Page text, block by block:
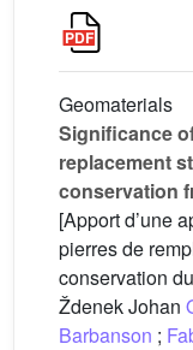
Geomaterials
Significance
replacement
conservation
[Apport d’une
pierres de
conservation
Ždenek Johan
Barbanson ;